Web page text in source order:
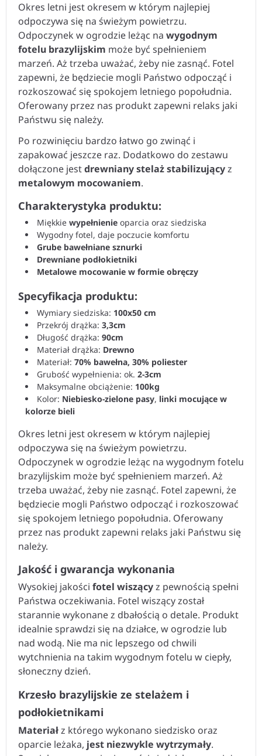
Okres letni jest okresem w którym najlepiej
odpoczywa się na świeżym powietrzu.
Odpoczynek w ogrodzie leżąc na wygodnym
fotelu brazylijskim może być spełnieniem
marzeń. Aż trzeba uważać, żeby nie zasnąć. Fotel
zapewni, że będziecie mogli Państwo odpocząć i
rozkoszować się spokojem letniego popołudnia.
Oferowany przez nas produkt zapewni relaks jaki
Państwu się należy.
Po rozwinięciu bardzo łatwo go zwinąć i
zapakować jeszcze raz. Dodatkowo do zestawu
dołączone jestdrewniany stelaż stabilizującyz
metalowym mocowaniem.
Charakterystyka produktu:
Miękkie wypełnienie oparcia oraz siedziska
Wygodny fotel, daje poczucie komfortu
Grube bawełniane sznurki
Drewniane podłokietniki
Metalowe mocowanie w formie obręczy
Specyfikacja produktu:
Wymiary siedziska: 100x50 cm
Przekrój drążka: 3,3cm
Długość drążka: 90cm
Materiał drążka: Drewno
Materiał: 70% bawełna, 30% poliester
Grubość wypełnienia: ok. 2-3cm
Maksymalne obciążenie: 100kg
Kolor: Niebiesko-zielone pasy, linki mocujące w
kolorze bieli
Okres letni jest okresem w którym najlepiej
odpoczywa się na świeżym powietrzu.
Odpoczynek w ogrodzie leżąc na wygodnym fotelu
brazylijskim może być spełnieniem marzeń. Aż
trzeba uważać, żeby nie zasnąć. Fotel zapewni, że
będziecie mogli Państwo odpocząć i rozkoszować
się spokojem letniego popołudnia. Oferowany
przez nas produkt zapewni relaks jaki Państwu się
należy.
Jakość i gwarancja wykonania
Wysokiej jakości fotel wiszącyz pewnością spełni
Państwa oczekiwania. Fotel wiszący został
starannie wykonane z dbałością o detale. Produkt
idealnie sprawdzi się na działce, w ogrodzie lub
nad wodą. Nie ma nic lepszego od chwili
wytchnienia na takim wygodnym fotelu w ciepły,
słoneczny dzień.
Krzesło brazylijskie ze stelażem i
podłokietnikami
Materiałz którego wykonano siedzisko oraz
oparcie leżaka, jest niezwykle wytrzymały.